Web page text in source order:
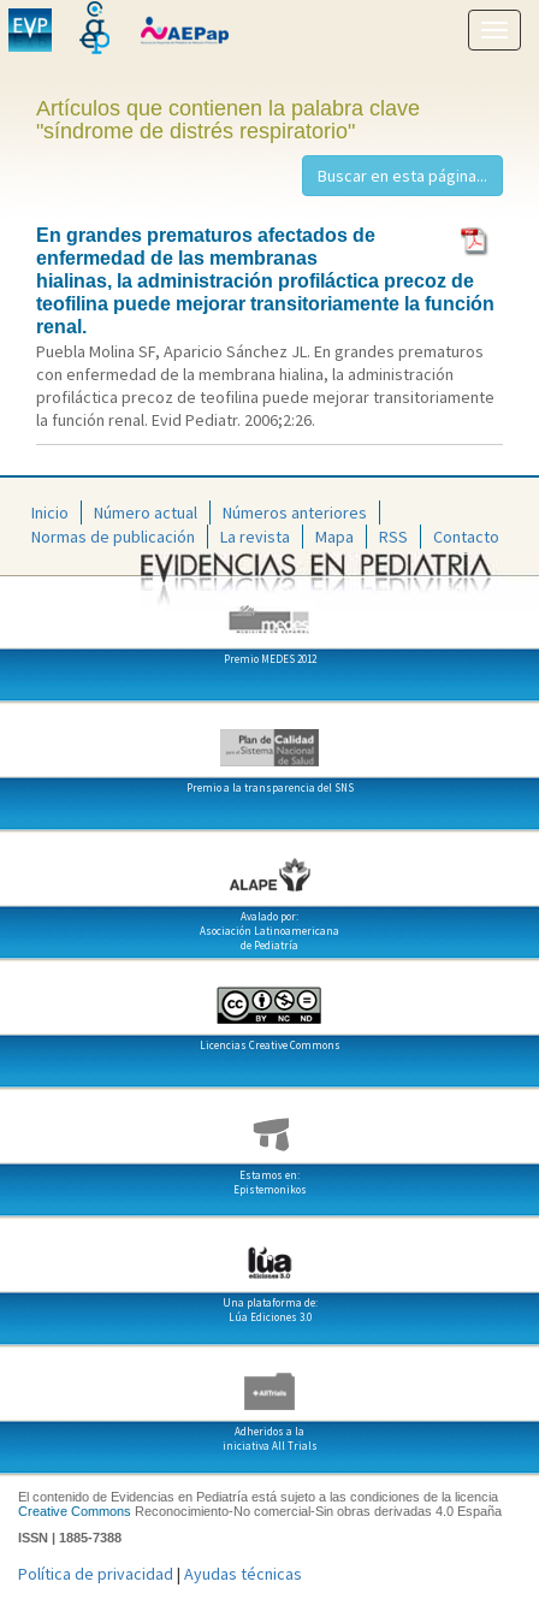
menú
Artículos que contienen la palabra clave
"síndrome de distrés respiratorio"
En grandes prematuros afectados de
enfermedad de las membranas
hialinas, la administración profiláctica precoz de
teofilina puede mejorar transitoriamente la función
renal.
Puebla Molina SF, Aparicio Sánchez JL. En grandes prematuros
con enfermedad de la membrana hialina, la administración
profiláctica precoz de teofilina puede mejorar transitoriamente
la función renal. Evid Pediatr. 2006;2:26.
Inicio Número actual
Números anteriores
Normas de publicación
La revista Mapa RSS Contacto
Premio MEDES 2012
Premio a la transparencia del SNS
Avalado por:
Asociación Latinoamericana
de Pediatría
Licencias Creative Commons
Estamos en:
Epistemonikos
Una plataforma de:
Lúa Ediciones 3.0
Adheridos a la
iniciativa All Trials
El contenido de Evidencias en Pediatría está sujeto a las condiciones de la licencia
Creative Commons Reconocimiento-No comercial-Sin obras derivadas 4.0 España
ISSN | 1885-7388
Política de privacidad | Ayudas técnicas